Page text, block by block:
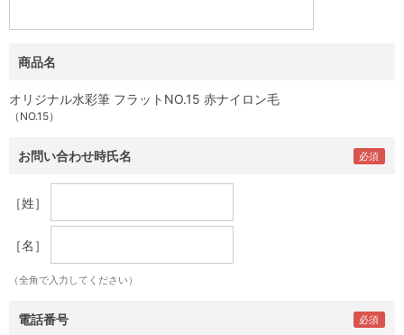
商品名
オリジナル水彩筆 フラットNO.15 赤ナイロン毛
（NO.15）
お問い合わせ時氏名
［姓］
［名］
（全角で入力してください）
電話番号